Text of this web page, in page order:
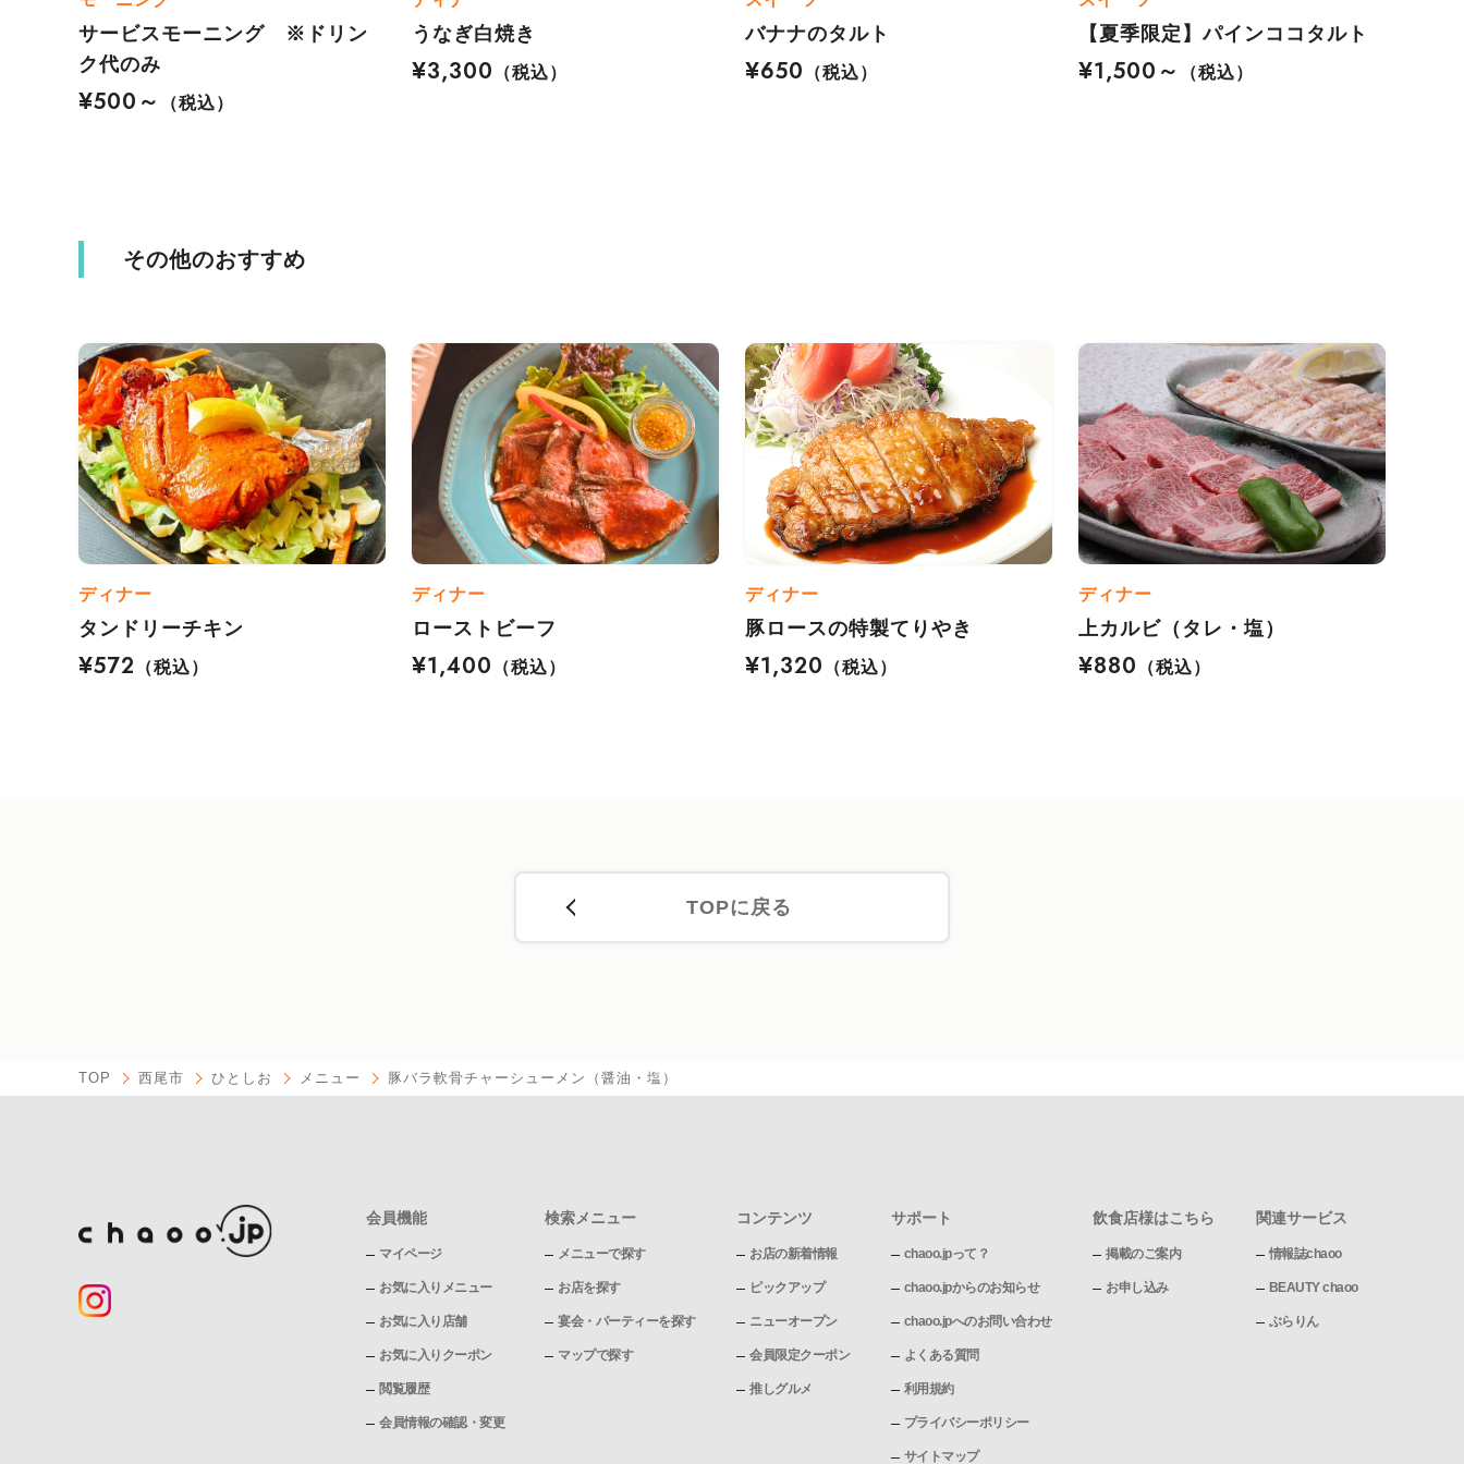
サービスモーニング ※ドリン
ク代のみ
¥500～
（税込）
うなぎ白焼き
¥3,300
（税込）
バナナのタルト
¥650
（税込）
【夏季限定】パインココタルト
¥1,500～
（税込）
その他のおすすめ
ディナー
タンドリーチキン
¥572
（税込）
ディナー
ローストビーフ
¥1,400
（税込）
ディナー
豚ロースの特製てりやき
¥1,320
（税込）
ディナー
上カルビ（タレ・塩）
¥880
（税込）
TOPに戻る
TOP 西尾市 ひとしお メニュー 豚バラ軟骨チャーシューメン（醤油・塩）
会員機能
マイページ
お気に入りメニュー
お気に入り店舗
お気に入りクーポン
閲覧履歴
会員情報の確認・変更
検索メニュー
メニューで探す
お店を探す
宴会・パーティーを探す
マップで探す
コンテンツ
お店の新着情報
ピックアップ
ニューオープン
会員限定クーポン
推しグルメ
サポート
chaoo.jpって？
chaoo.jpからのお知らせ
chaoo.jpへのお問い合わせ
よくある質問
利用規約
プライバシーポリシー
サイトマップ
飲食店様はこちら
掲載のご案内
お申し込み
関連サービス
情報誌chaoo
BEAUTY chaoo
ぶらりん